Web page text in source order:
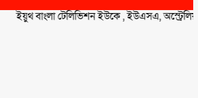
ইয়ুথ বাংলা টেলিভিশন ইউকে , ইউএসএ, অস্ট্রেলিয়া